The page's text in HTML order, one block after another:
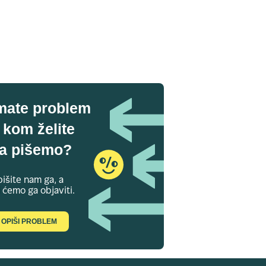
problem
kom želite
pišemo?
nam ga, a
ćemo ga objaviti.
OPIŠI PROBLEM